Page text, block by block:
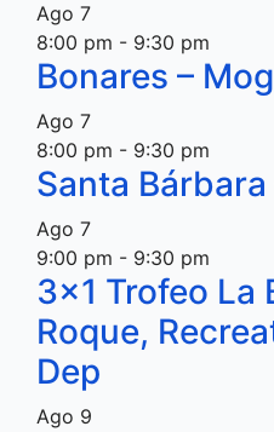
Ago 7
8:00 pm - 9:30 pm
Bonares –
Ago 7
8:00 pm - 9:30 pm
Santa
Ago 7
9:00 pm - 9:30 pm
3×1 Trofeo La
Roque,
Dep
Ago 9